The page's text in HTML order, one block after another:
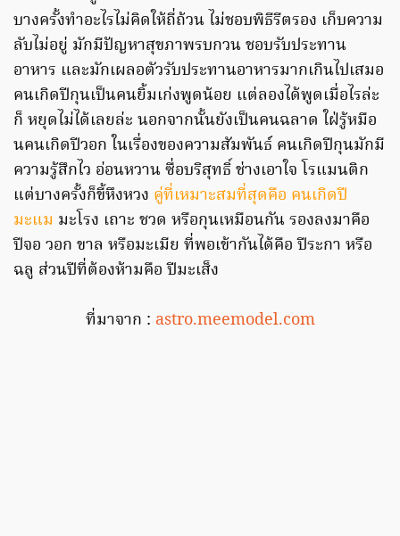
บางครั้งทำอะไรไม่คิดให้ถี่ถ้วน ไม่ชอบพิธีรีตรอง เก็บความ
ลับไม่อยู่ มักมีปัญหาสุขภาพรบกวน ชอบรับประทาน
อาหาร และมักเผลอตัวรับประทานอาหารมากเกินไปเสมอ
คนเกิดปีกุนเป็นคนยิ้มเก่งพูดน้อย แต่ลองได้พูดเมื่อไรล่ะ
ก็ หยุดไม่ได้เลยล่ะ นอกจากนั้นยังเป็นคนฉลาด ใฝ่รู้หมือ
นคนเกิดปีวอก ในเรื่องของความสัมพันธ์ คนเกิดปีกุนมักมี
ความรู้สึกไว อ่อนหวาน ซื่อบริสุทธิ์ ช่างเอาใจ โรแมนติก
แต่บางครั้งก็ขี้หึงหวง คู่ที่เหมาะสมที่สุดคือ คนเกิดปี
มะแม มะโรง เถาะ ชวด หรือกุนเหมือนกัน รองลงมาคือ
ปีจอ วอก ขาล หรือมะเมีย ที่พอเข้ากันได้คือ ปีระกา หรือ
ฉลู ส่วนปีที่ต้องห้ามคือ ปีมะเส็ง
ที่มาจาก : astro.meemodel.com